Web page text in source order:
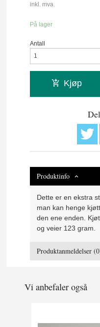
inkl. mva.
På lager
Antall
Kjøp
Produktinfo
Dette er en ekstra
man kan henge
den ene enden.
og veier 123 gram.
Produktanmeldelser
Vi anbefaler også